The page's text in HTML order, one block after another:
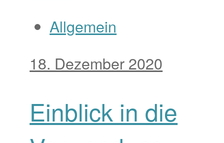
Allgemein
18. Dezember 2020
Einblick in die